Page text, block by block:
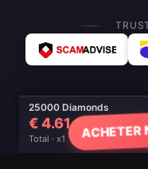
25000 Diamonds
€ 4.61
Total · x1
ACHETER